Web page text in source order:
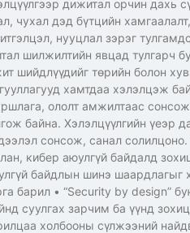
дижитал орчин дахь
чухал дэд бүтцийн хамгаалалт,
нууцлал зэрэг
шилжилтийн явцад тулгарч
шийдлүүдийг төрийн болон
хамтдаа хэлэлцэж
ололт амжилтаас
байна. Хэлэлцүүлгийн үеэр
сонсож, санал солилцоно.
кибер аюулгүй байдалд
байдлын шинэ шаардлагыг
барил • “Security by design”
суулгах зарчим ба үүнд
холбооны сүлжээний